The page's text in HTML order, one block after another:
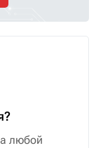
любой